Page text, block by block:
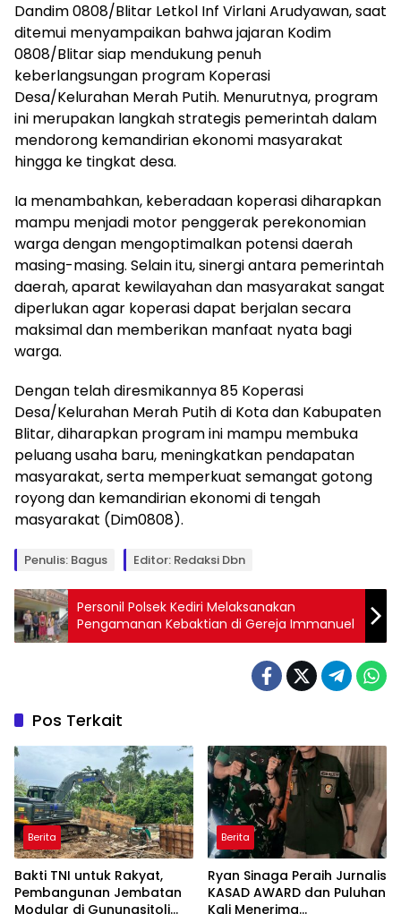
Dandim 0808/Blitar Letkol Inf Virlani Arudyawan, saat
ditemui menyampaikan bahwa jajaran Kodim
0808/Blitar siap mendukung penuh
keberlangsungan program Koperasi
Desa/Kelurahan Merah Putih. Menurutnya, program
ini merupakan langkah strategis pemerintah dalam
mendorong kemandirian ekonomi masyarakat
hingga ke tingkat desa.
Ia menambahkan, keberadaan koperasi diharapkan
mampu menjadi motor penggerak perekonomian
warga dengan mengoptimalkan potensi daerah
masing-masing. Selain itu, sinergi antara pemerintah
daerah, aparat kewilayahan dan masyarakat sangat
diperlukan agar koperasi dapat berjalan secara
maksimal dan memberikan manfaat nyata bagi
warga.
Dengan telah diresmikannya 85 Koperasi
Desa/Kelurahan Merah Putih di Kota dan Kabupaten
Blitar, diharapkan program ini mampu membuka
peluang usaha baru, meningkatkan pendapatan
masyarakat, serta memperkuat semangat gotong
royong dan kemandirian ekonomi di tengah
masyarakat (Dim0808).
Penulis: Bagus Editor: Redaksi Dbn
Personil Polsek Kediri Melaksanakan
Pengamanan Kebaktian di Gereja Immanuel
Pos Terkait
Berita
Bakti TNI untuk Rakyat,
Pembangunan Jembatan
Modular di Gunungsitoli
Berita
Ryan Sinaga Peraih Jurnalis
KASAD AWARD dan Puluhan
Kali Menerima